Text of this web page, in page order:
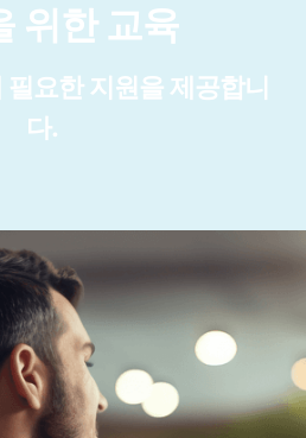
위한 교육
요한 지원을 제공합니
다.